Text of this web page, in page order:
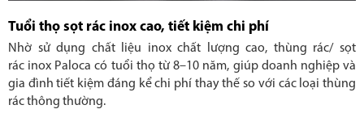
Tuổi thọ sọt rác inox cao, tiết kiệm chi phí
Nhờ sử dụng chất liệu inox chất lượng cao, thùng rác/ sọt
rác inox Paloca có tuổi thọ từ 8–10 năm, giúp doanh nghiệp và
gia đình tiết kiệm đáng kể chi phí thay thế so với các loại thùng
rác thông thường.